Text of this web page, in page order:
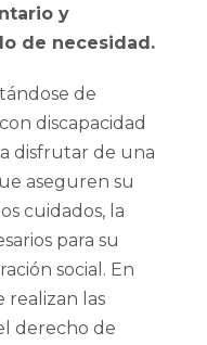
y
de necesidad.
de
discapacidad
disfrutar de una
aseguren su
cuidados, la
para su
social. En
realizan las
derecho de